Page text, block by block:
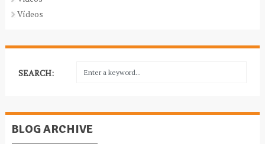
Vídeos
SEARCH:
BLOG ARCHIVE